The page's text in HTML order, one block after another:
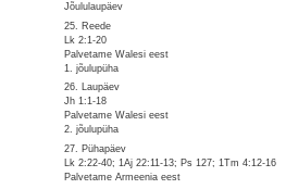
Jõululaupäev
25. Reede
Lk 2:1-20
Palvetame Walesi eest
1. jõulupüha
26. Laupäev
Jh 1:1-18
Palvetame Walesi eest
2. jõulupüha
27. Pühapäev
Lk 2:22-40; 1Aj 22:11-13; Ps 127; 1Tm 4:12-16
Palvetame Armeenia eest